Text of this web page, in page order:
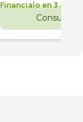
Financialo en 3 años
Consultar